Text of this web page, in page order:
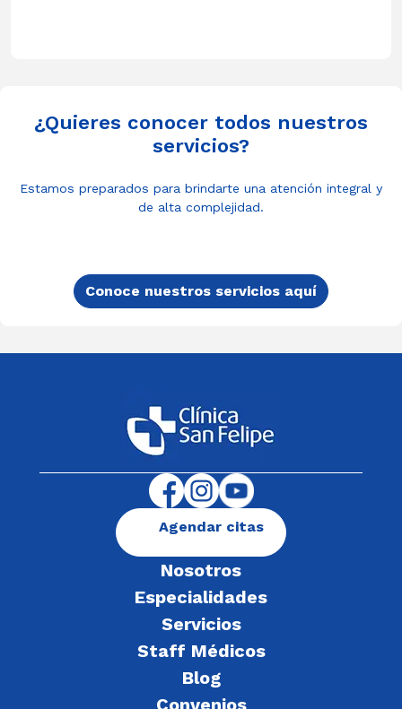
¿Quieres conocer todos nuestros
servicios?
Estamos preparados para brindarte una atención integral y
de alta complejidad.
Conoce nuestros servicios aquí
Nosotros
Especialidades
Servicios
Staff Médicos
Blog
Convenios
Agendar citas